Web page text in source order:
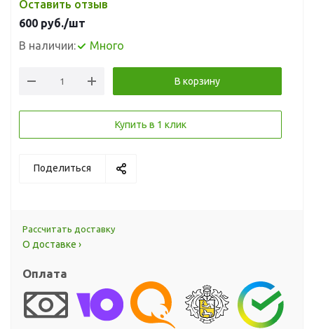
Оставить отзыв
600 руб./шт
В наличии:
Много
В корзину
Купить в 1 клик
Поделиться
Рассчитать доставку
О доставке ›
Оплата